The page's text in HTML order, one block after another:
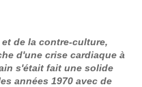
de la contre-culture,
d'une crise cardiaque à
s'était fait une solide
années 1970 avec de